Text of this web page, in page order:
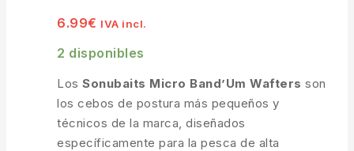
6.99€ IVA incl.
2 disponibles
Los Sonubaits Micro Band’Um Wafters son
los cebos de postura más pequeños y
técnicos de la marca, diseñados
específicamente para la pesca de alta